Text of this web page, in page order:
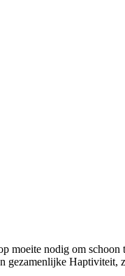
moeite nodig om
gezamenlijke Haptiviteit,